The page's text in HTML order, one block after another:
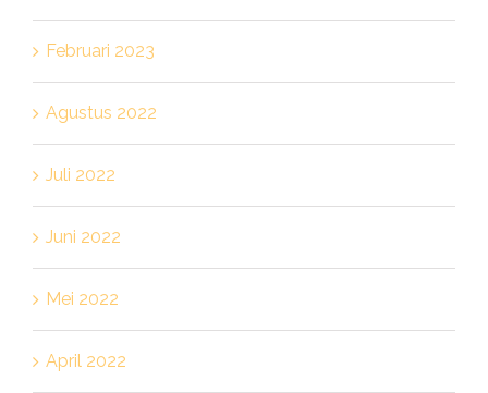
Februari 2023
Agustus 2022
Juli 2022
Juni 2022
Mei 2022
April 2022